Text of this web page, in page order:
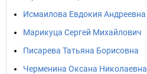
Исмаилова Евдокия Андреевна
Марикуца Сергей Михайлович
Писарева Татьяна Борисовна
Черменина Оксана Николаевна